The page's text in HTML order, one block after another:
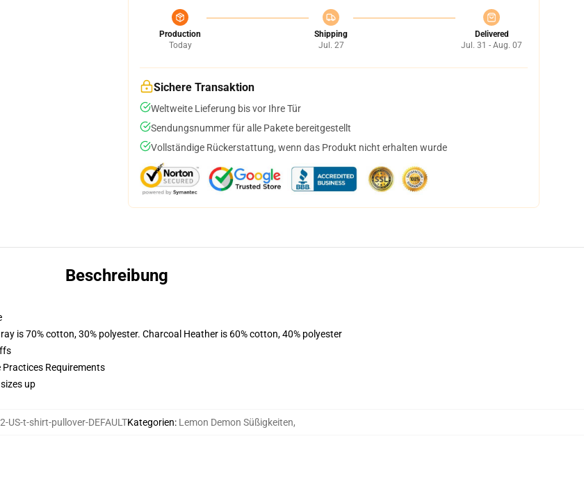
Production
Today
Shipping
Jul. 27
Delivered
Jul. 31 - Aug. 07
Sichere Transaktion
Weltweite Lieferung bis vor Ihre Tür
Sendungsnummer für alle Pakete bereitgestellt
Vollständige Rückerstattung, wenn das Produkt nicht erhalten wurde
Beschreibung
is 70% cotton, 30% polyester. Charcoal Heather is 60% cotton, 40% polyester
Requirements
up
US-t-shirt-pullover-DEFAULTKategorien: Lemon Demon Süßigkeiten,